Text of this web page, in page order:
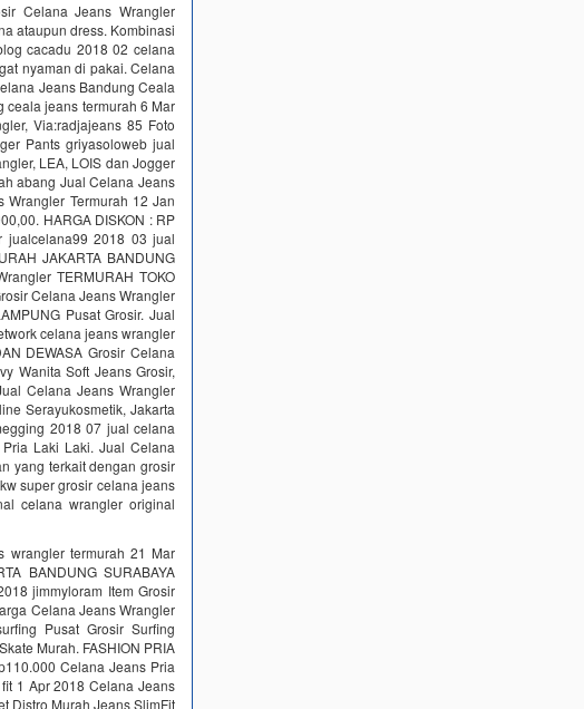
Celana Jeans Wrangler
ataupun dress. Kombinasi
cacadu 2018 02 celana
nyaman di pakai. Celana
Jeans Bandung Ceala
ceala jeans termurah 6 Mar
Via:radjajeans 85 Foto
Pants griyasoloweb jual
LEA, LOIS dan Jogger
abang Jual Celana Jeans
Wrangler Termurah 12 Jan
HARGA DISKON : RP
jualcelana99 2018 03 jual
JAKARTA BANDUNG
TERMURAH TOKO
Celana Jeans Wrangler
Pusat Grosir. Jual
celana jeans wrangler
DEWASA Grosir Celana
Wanita Soft Jeans Grosir,
Celana Jeans Wrangler
Serayukosmetik, Jakarta
2018 07 jual celana
Laki Laki. Jual Celana
yang terkait dengan grosir
super grosir celana jeans
celana wrangler original
wrangler termurah 21 Mar
BANDUNG SURABAYA
jimmyloram Item Grosir
Celana Jeans Wrangler
Pusat Grosir Surfing
Murah. FASHION PRIA
Celana Jeans Pria
1 Apr 2018 Celana Jeans
Distro Murah Jeans SlimFit